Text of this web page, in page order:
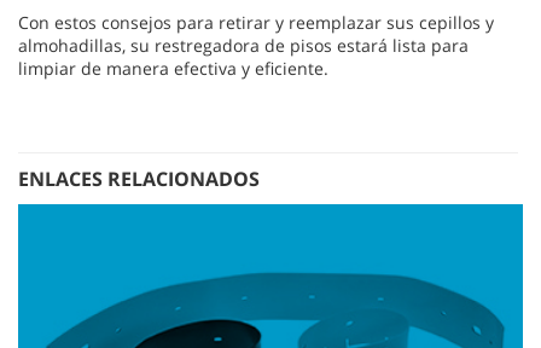
Con estos consejos para retirar y reemplazar sus cepillos y
almohadillas, su restregadora de pisos estará lista para
limpiar de manera efectiva y eficiente.
ENLACES RELACIONADOS